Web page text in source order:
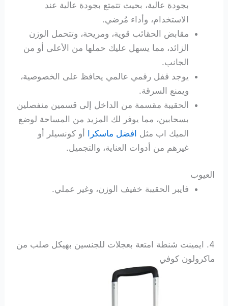
بجودة عالية، بحيث تتمتع بجودة عالية عند
الاستخدام، وأداء مُرضي.
مقابض الحقائب قوية، ومريحة، وتتحمل الوزن
الزائد، مما يسهل عليك حملها من الأعلى أو من
الجانب.
يوجد قفل رقمي عالمي يحافظ على الخصوصية،
ويمنع السرقة.
الحقيبة مقسمة من الداخل إلى قسمين منفصلين
بسحابين، مما يوفر لك المزيد من المساحة لوضع
الميك اب مثل افضل ماسكرا أو كونسيلر أو
غيرهم من أدوات العناية، والتجميل.
العيوب
فايبر الحقيبة خفيف الوزن، وغير عملي.
4. ايمينت شنطة امتعة بعجلات للجنسين بهيكل صلب من
ماكرولون كوفي